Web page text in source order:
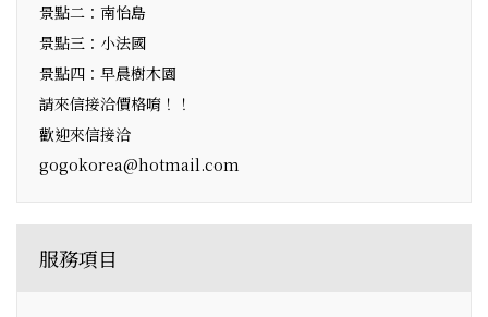
景點二：南怡島
景點三：小法國
景點四：早晨樹木園
請來信接洽價格唷！！
歡迎來信接洽
gogokorea@hotmail.com
服務項目